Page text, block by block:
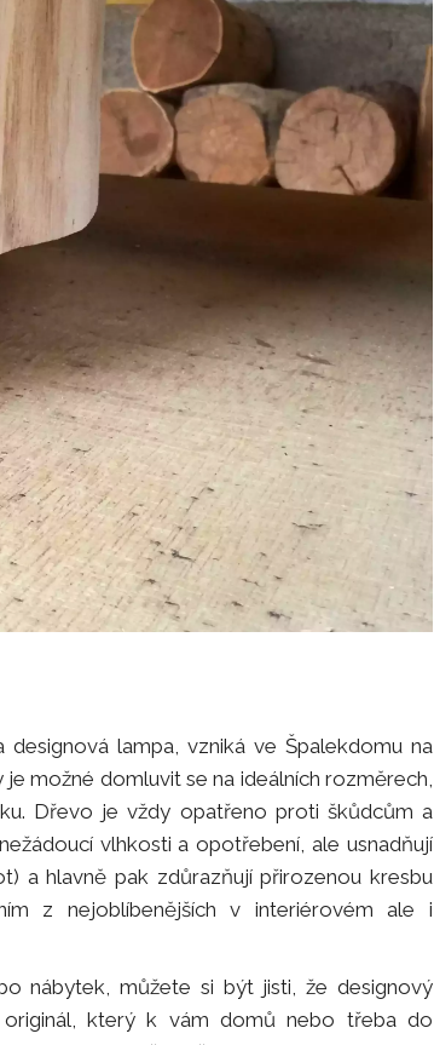
lampa, vzniká ve Špalekdomu na
možné domluvit se na ideálních rozměrech,
Dřevo je vždy opatřeno proti škůdcům a
vlhkosti a opotřebení, ale usnadňují
a hlavně pak zdůrazňují přirozenou kresbu
z nejoblíbenějších v interiérovém ale i
nábytek, můžete si být jisti, že designový
který k vám domů nebo třeba do